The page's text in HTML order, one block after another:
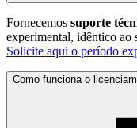
Fornecemos suporte
experimental, idêntico ao
Solicite aqui o período
Como funciona o